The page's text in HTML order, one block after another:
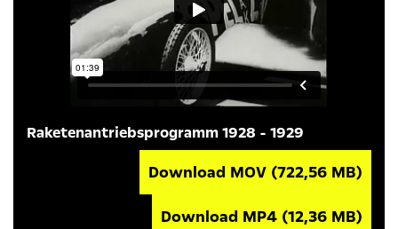
Raketenantriebsprogramm 1928 - 1929
Download MOV (722,56 MB)
Download MP4 (12,36 MB)